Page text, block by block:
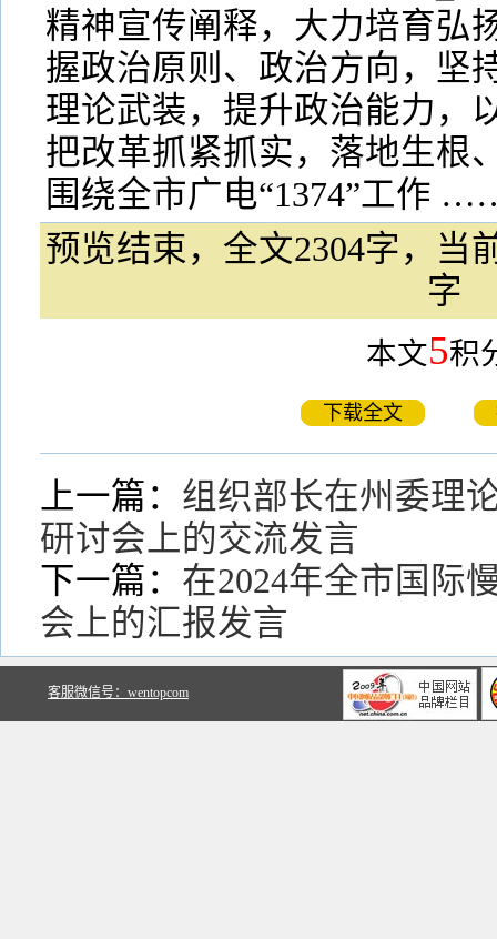
精神宣传阐释，大力培育弘
握政治原则、政治方向，坚
理论武装，提升政治能力，
把改革抓紧抓实，落地生根
围绕全市广电“1374”工作
预览结束，全文2304字，当
字
本文5积
下载全文
上一篇： 组织部长在州委理
研讨会上的交流发言
下一篇： 在2024年全市国际
会上的汇报发言
客服微信号：wentopcom